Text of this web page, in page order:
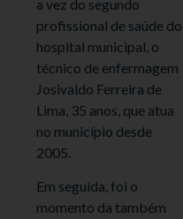
a vez do segundo
profissional de saúde do
hospital municipal, o
técnico de enfermagem
Josivaldo Ferreira de
Lima, 35 anos, que atua
no município desde
2005.
Em seguida, foi o
momento da também